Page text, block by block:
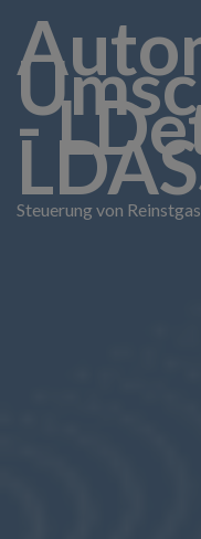
-
Steuerung von